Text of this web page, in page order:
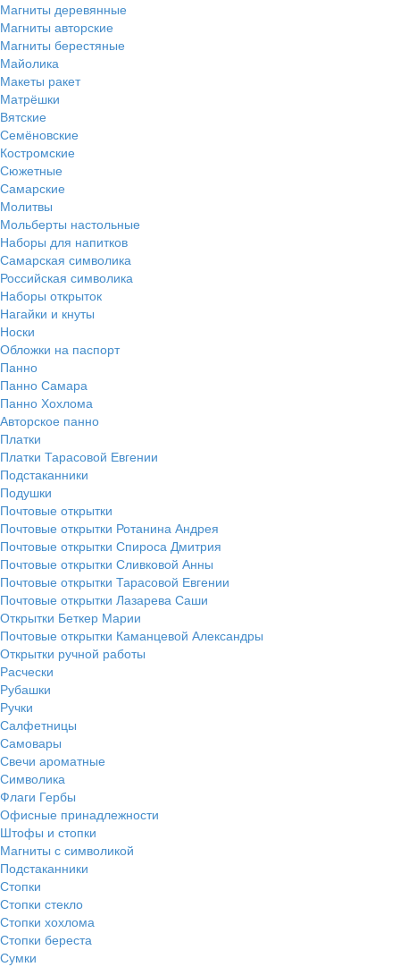
Магниты деревянные
Магниты авторские
Магниты берестяные
Майолика
Макеты ракет
Матрёшки
Вятские
Семёновские
Костромские
Сюжетные
Самарские
Молитвы
Мольберты настольные
Наборы для напитков
Самарская символика
Российская символика
Наборы открыток
Нагайки и кнуты
Носки
Обложки на паспорт
Панно
Панно Самара
Панно Хохлома
Авторское панно
Платки
Платки Тарасовой Евгении
Подстаканники
Подушки
Почтовые открытки
Почтовые открытки Ротанина Андрея
Почтовые открытки Спироса Дмитрия
Почтовые открытки Сливковой Анны
Почтовые открытки Тарасовой Евгении
Почтовые открытки Лазарева Саши
Открытки Беткер Марии
Почтовые открытки Каманцевой Александры
Открытки ручной работы
Расчески
Рубашки
Ручки
Салфетницы
Самовары
Свечи ароматные
Символика
Флаги Гербы
Офисные принадлежности
Штофы и стопки
Магниты с символикой
Подстаканники
Стопки
Стопки стекло
Стопки хохлома
Стопки береста
Сумки